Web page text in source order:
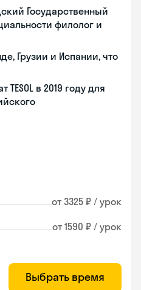
Государственный
филолог и
Грузии и Испании, что
в 2019 году для
от 3325 ₽ / урок
от 1590 ₽ / урок
Выбрать время